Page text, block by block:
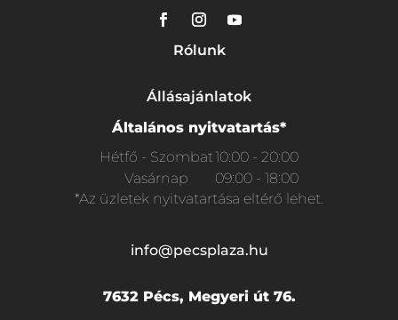
Rólunk
Állásajánlatok
Általános nyitvatartás*
Hétfő - Szombat10:00 - 20:00
Vasárnap
09:00 - 18:00
*Az üzletek nyitvatartása eltérő lehet.
info@pecsplaza.hu
7632 Pécs, Megyeri út 76.